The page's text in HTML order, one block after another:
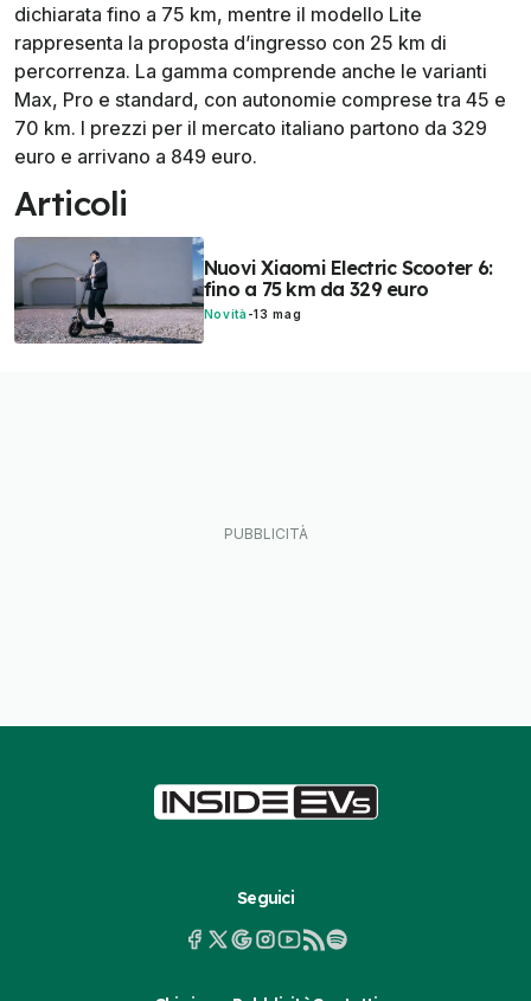
dichiarata fino a 75 km, mentre il modello Lite
rappresenta la proposta d’ingresso con 25 km di
percorrenza. La gamma comprende anche le varianti
Max, Pro e standard, con autonomie comprese tra 45 e
70 km. I prezzi per il mercato italiano partono da 329
euro e arrivano a 849 euro.
Articoli
Nuovi Xiaomi Electric Scooter 6:
fino a 75 km da 329 euro
Novità -13 mag
Seguici